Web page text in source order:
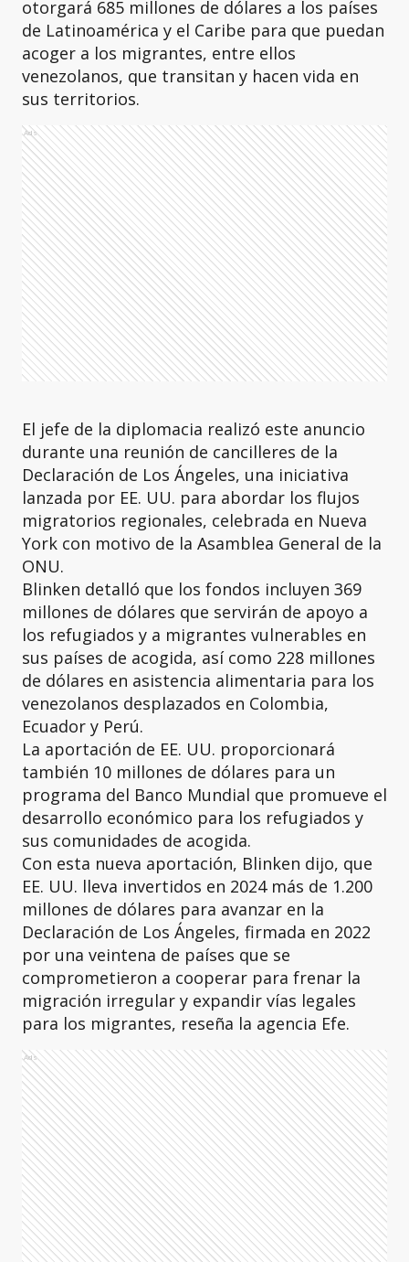
otorgará 685 millones de dólares a los países
de Latinoamérica y el Caribe para que puedan
acoger a los migrantes, entre ellos
venezolanos, que transitan y hacen vida en
sus territorios.
Ads
El jefe de la diplomacia realizó este anuncio
durante una reunión de cancilleres de la
Declaración de Los Ángeles, una iniciativa
lanzada por EE. UU. para abordar los flujos
migratorios regionales, celebrada en Nueva
York con motivo de la Asamblea General de la
ONU.
Blinken detalló que los fondos incluyen 369
millones de dólares que servirán de apoyo a
los refugiados y a migrantes vulnerables en
sus países de acogida, así como 228 millones
de dólares en asistencia alimentaria para los
venezolanos desplazados en Colombia,
Ecuador y Perú.
La aportación de EE. UU. proporcionará
también 10 millones de dólares para un
programa del Banco Mundial que promueve el
desarrollo económico para los refugiados y
sus comunidades de acogida.
Con esta nueva aportación, Blinken dijo, que
EE. UU. lleva invertidos en 2024 más de 1.200
millones de dólares para avanzar en la
Declaración de Los Ángeles, firmada en 2022
por una veintena de países que se
comprometieron a cooperar para frenar la
migración irregular y expandir vías legales
para los migrantes, reseña la agencia Efe.
Ads